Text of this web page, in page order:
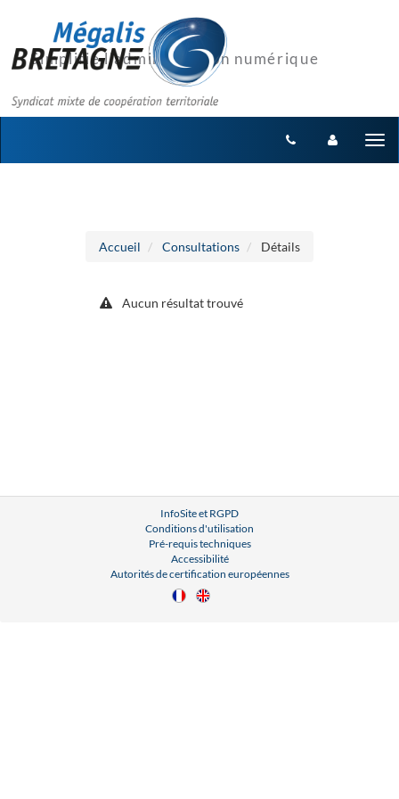
Accueil Consultations Détails
Aucun résultat trouvé
InfoSite et RGPD
Conditions d'utilisation
Pré-requis techniques
Accessibilité
Autorités de certification européennes